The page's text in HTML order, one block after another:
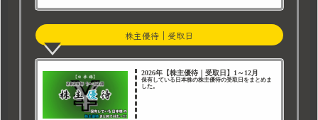
株主優待｜受取日
2026年【株主優待｜受取日】1～12月
保有している日本株の株主優待の受取日をまとめま
した。